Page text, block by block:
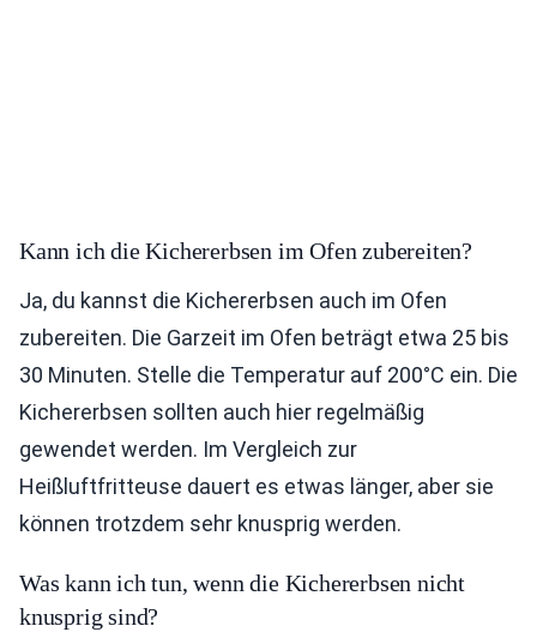
Kann ich die Kichererbsen im Ofen zubereiten?
Ja, du kannst die Kichererbsen auch im Ofen
zubereiten. Die Garzeit im Ofen beträgt etwa 25 bis
30 Minuten. Stelle die Temperatur auf 200°C ein. Die
Kichererbsen sollten auch hier regelmäßig
gewendet werden. Im Vergleich zur
Heißluftfritteuse dauert es etwas länger, aber sie
können trotzdem sehr knusprig werden.
Was kann ich tun, wenn die Kichererbsen nicht
knusprig sind?